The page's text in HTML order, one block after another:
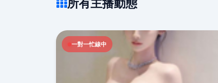
一對一忙線中